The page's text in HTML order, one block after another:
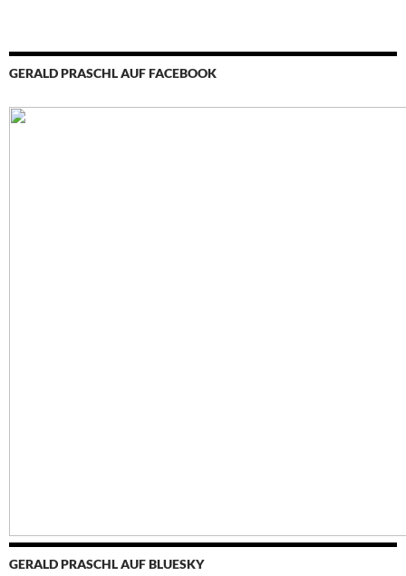
GERALD PRASCHL AUF FACEBOOK
GERALD PRASCHL AUF BLUESKY